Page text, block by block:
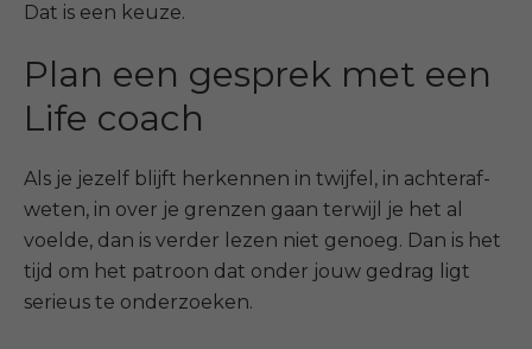
Dat is een keuze.
Plan een gesprek met een
Life coach
Als je jezelf blijft herkennen in twijfel, in achteraf-
weten, in over je grenzen gaan terwijl je het al
voelde, dan is verder lezen niet genoeg. Dan is het
tijd om het patroon dat onder jouw gedrag ligt
serieus te onderzoeken.